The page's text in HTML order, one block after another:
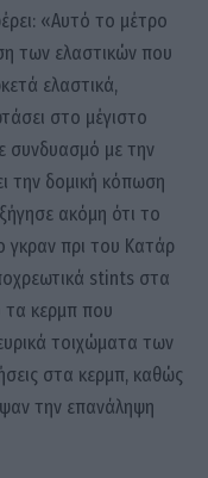
«Αυτό το μέτρο
των ελαστικών που
ελαστικά,
στο μέγιστο
συνδυασμό με την
την δομική κόπωση
ακόμη ότι το
γκραν πρι του Κατάρ
stints στα
τα κερμπ που
τοιχώματα των
στα κερμπ, καθώς
την επανάληψη